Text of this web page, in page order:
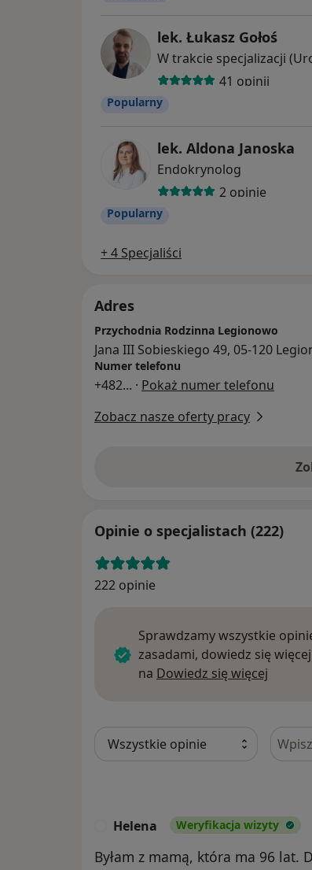
lek. Łukasz Gołoś
W trakcie specjalizacji
41 opinii
Popularny
lek. Aldona Janoska
Endokrynolog
2 opinie
Popularny
+ 4 Specjaliści
Adres
Przychodnia Rodzinna Legionowo
Jana III Sobieskiego 49, 05-120
Numer telefonu
+482... · Pokaż numer telefonu
Zobacz nasze oferty pracy
Opinie o specjalistach (222)
222 opinie
Sprawdzamy wszystkie
zasadami, dowiedz się
na Dowiedz się więcej
Helena Weryfikacja wizyty
Byłam z mamą, która ma 96 lat.